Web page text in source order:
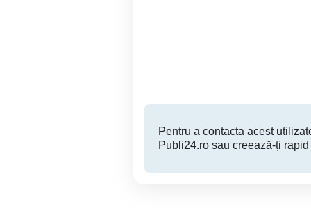
Pentru a contacta acest
Publi24.ro sau creează-ți